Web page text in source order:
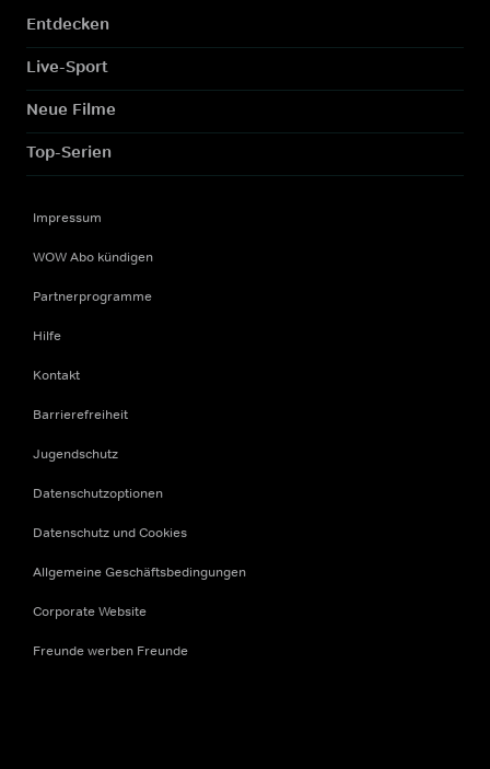
Entdecken
Live-Sport
Neue Filme
Top-Serien
Impressum
WOW Abo kündigen
Partnerprogramme
Hilfe
Kontakt
Barrierefreiheit
Jugendschutz
Datenschutzoptionen
Datenschutz und Cookies
Allgemeine Geschäftsbedingungen
Corporate Website
Freunde werben Freunde